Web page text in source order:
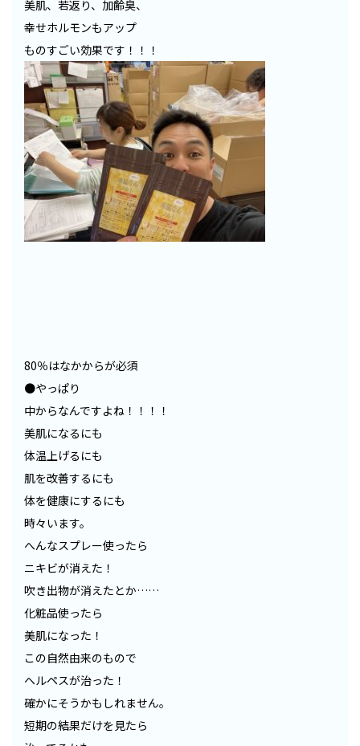
美肌、若返り、加齢臭、
幸せホルモンもアップ
ものすごい効果です！！！
80％はなかからが必須
●やっぱり
中からなんですよね！！！！
美肌になるにも
体温上げるにも
肌を改善するにも
体を健康にするにも
時々います。
へんなスプレー使ったら
ニキビが消えた！
吹き出物が消えたとか……
化粧品使ったら
美肌になった！
この自然由来のもので
ヘルペスが治った！
確かにそうかもしれません。
短期の結果だけを見たら